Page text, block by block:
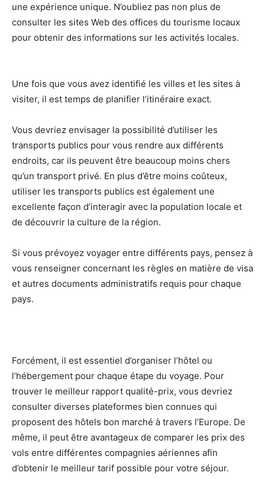
une expérience unique. N’oubliez pas non plus de
consulter les sites Web des offices du tourisme locaux
pour obtenir des informations sur les activités locales.
Une fois que vous avez identifié les villes et les sites à
visiter, il est temps de planifier l’itinéraire exact.
Vous devriez envisager la possibilité d’utiliser les
transports publics pour vous rendre aux différents
endroits, car ils peuvent être beaucoup moins chers
qu’un transport privé. En plus d’être moins coûteux,
utiliser les transports publics est également une
excellente façon d’interagir avec la population locale et
de découvrir la culture de la région.
Si vous prévoyez voyager entre différents pays, pensez à
vous renseigner concernant les règles en matière de visa
et autres documents administratifs requis pour chaque
pays.
Forcément, il est essentiel d’organiser l’hôtel ou
l’hébergement pour chaque étape du voyage. Pour
trouver le meilleur rapport qualité-prix, vous devriez
consulter diverses plateformes bien connues qui
proposent des hôtels bon marché à travers l’Europe. De
même, il peut être avantageux de comparer les prix des
vols entre différentes compagnies aériennes afin
d’obtenir le meilleur tarif possible pour votre séjour.